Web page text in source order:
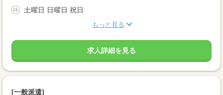
土曜日 日曜日 祝日
もっと見る
求人詳細を見る
[一般派遣]